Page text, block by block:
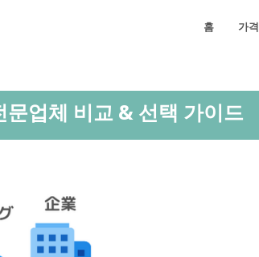
홈 가격
문업체 비교 & 선택 가이드